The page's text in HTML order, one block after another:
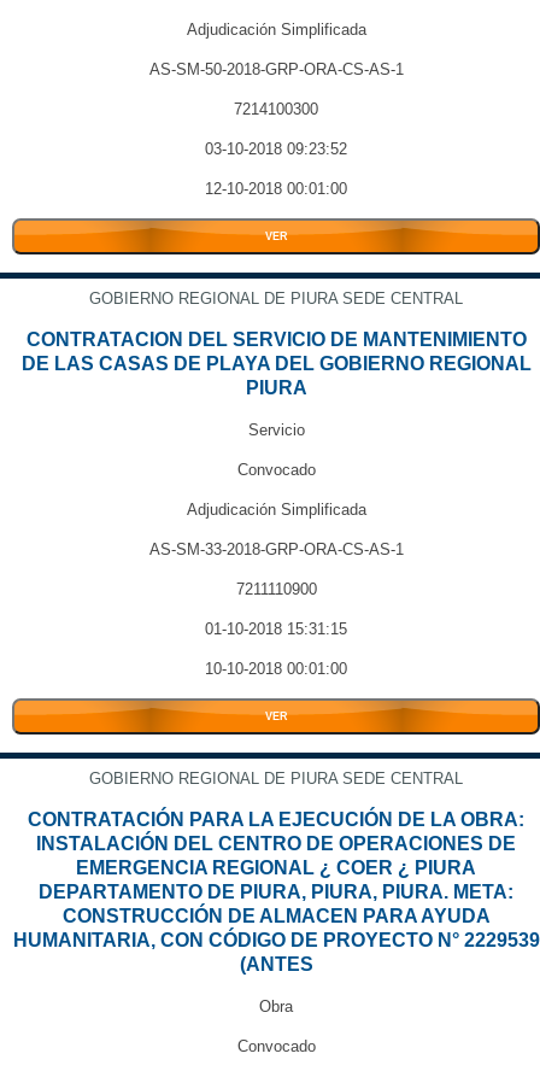
Adjudicación Simplificada
AS-SM-50-2018-GRP-ORA-CS-AS-1
7214100300
03-10-2018 09:23:52
12-10-2018 00:01:00
VER
GOBIERNO REGIONAL DE PIURA SEDE CENTRAL
CONTRATACION DEL SERVICIO DE MANTENIMIENTO
DE LAS CASAS DE PLAYA DEL GOBIERNO REGIONAL
PIURA
Servicio
Convocado
Adjudicación Simplificada
AS-SM-33-2018-GRP-ORA-CS-AS-1
7211110900
01-10-2018 15:31:15
10-10-2018 00:01:00
VER
GOBIERNO REGIONAL DE PIURA SEDE CENTRAL
CONTRATACIÓN PARA LA EJECUCIÓN DE LA OBRA:
INSTALACIÓN DEL CENTRO DE OPERACIONES DE
EMERGENCIA REGIONAL ¿ COER ¿ PIURA
DEPARTAMENTO DE PIURA, PIURA, PIURA. META:
CONSTRUCCIÓN DE ALMACEN PARA AYUDA
HUMANITARIA, CON CÓDIGO DE PROYECTO N° 2229539
(ANTES
Obra
Convocado